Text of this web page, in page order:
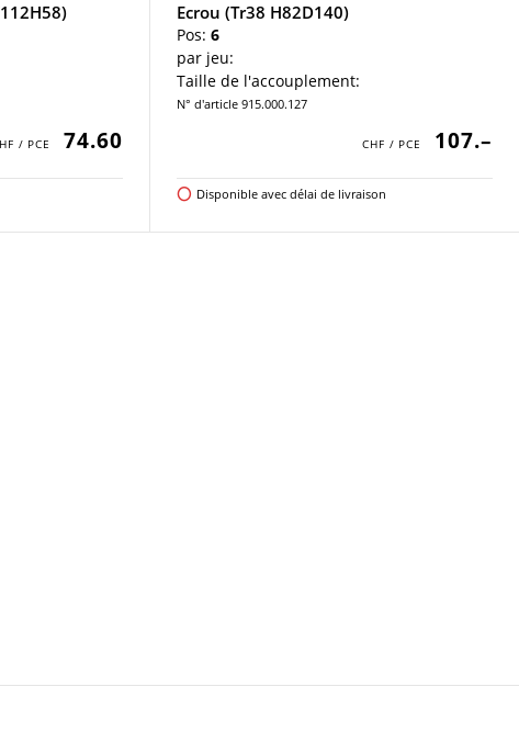
74.60
Ecrou (Tr38 H82D140)
Pos: 6
par jeu:
Taille de l'accouplement:
N° d'article 915.000.127
107.–
Disponible avec délai de livraison